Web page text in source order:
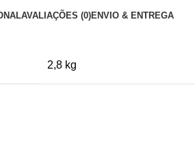
AVALIAÇÕES (0)ENVIO & ENTREGA
2,8 kg